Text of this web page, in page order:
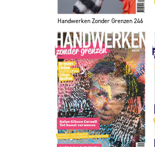
Handwerken Zonder Grenzen 246